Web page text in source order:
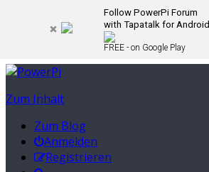
Follow PowerPi Forum
with Tapatalk for Android
FREE - on Google Play
Zum Inhalt
Zum Blog
Anmelden
Registrieren